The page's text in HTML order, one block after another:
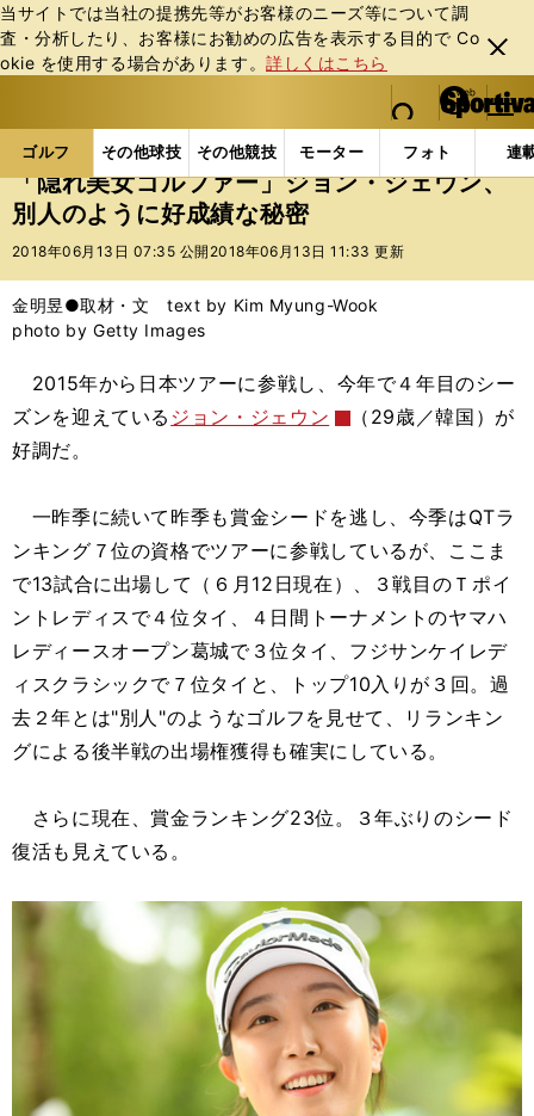
当サイトでは当社の提携先等がお客様のニーズ等について調
査・分析したり、お客様にお勧めの広告を表⽰する⽬的で Co
okie を使⽤する場合があります。詳しくはこちら
閉じ
る
web Sportiva (webスポルティーバ)
検索
マイペ
ー
ジ
メニュ
ゴルフ その他球技 その他競技 モーター フォト 連
ス
ポ
ル
バ
ゴルフの記事一覧 ゴルフ 女子ゴルフ 「隠れ美
「隠れ美女ゴルファー」ジョン・ジェウン、
別人のように好成績な秘密
2018年06月13日 07:35 公開 2018年06月13日 11:33 更新
金明昱●取材・文 text by Kim Myung-Wook
photo by Getty Images
2015年から日本ツアーに参戦し、今年で４年目のシー
ズンを迎えている ジョン・ジェウン
（29歳／韓国）が
好調だ。
一昨季に続いて昨季も賞金シードを逃し、今季はQTラ
ンキング７位の資格でツアーに参戦しているが、ここま
で13試合に出場して（６月12日現在）、３戦目のＴポイ
ントレディスで４位タイ、４日間トーナメントのヤマハ
レディースオープン葛城で３位タイ、フジサンケイレデ
ィスクラシックで７位タイと、トップ10入りが３回。過
去２年とは"別人"のようなゴルフを見せて、リランキン
グによる後半戦の出場権獲得も確実にしている。
さらに現在、賞金ランキング23位。３年ぶりのシード
復活も見えている。